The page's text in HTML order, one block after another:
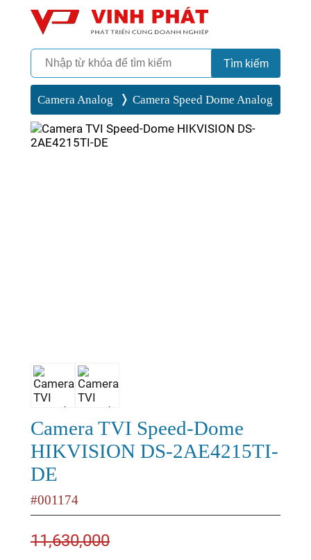
Vinh Phát Cần Thơ Tìm kiếm
Camera Analog Camera Speed Dome Analog
Camera TVI Speed-Dome
HIKVISION DS-2AE4215TI-
DE
#001174
11,630,000